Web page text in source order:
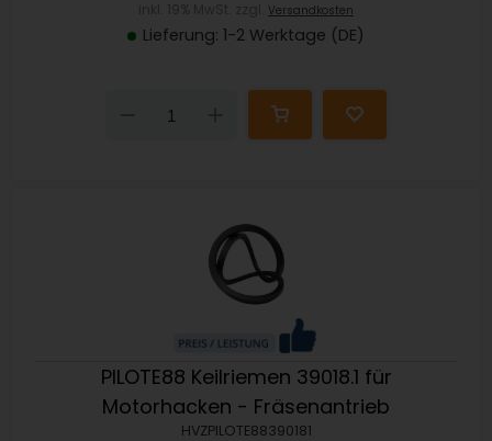
Versandkosten
Lieferung: 1-2 Werktage (DE)
Down
PILOTE88 Keilriemen 39018.1 für
Motorhacken - Fräsenantrieb
HVZPILOTE88390181